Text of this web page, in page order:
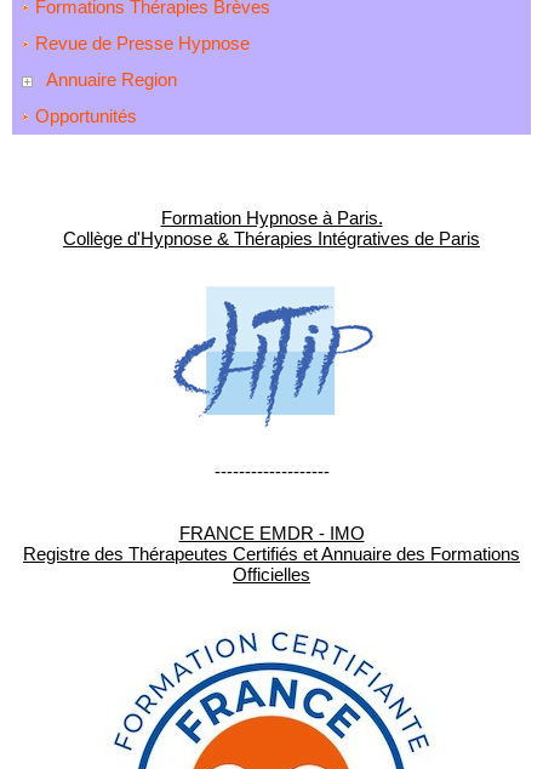
Formations Thérapies Brèves
Revue de Presse Hypnose
Annuaire Region
Opportunités
Formation Hypnose à Paris.
Collège d'Hypnose & Thérapies Intégratives de Paris
-------------------
FRANCE EMDR - IMO
Registre des Thérapeutes Certifiés et Annuaire des Formations
Officielles